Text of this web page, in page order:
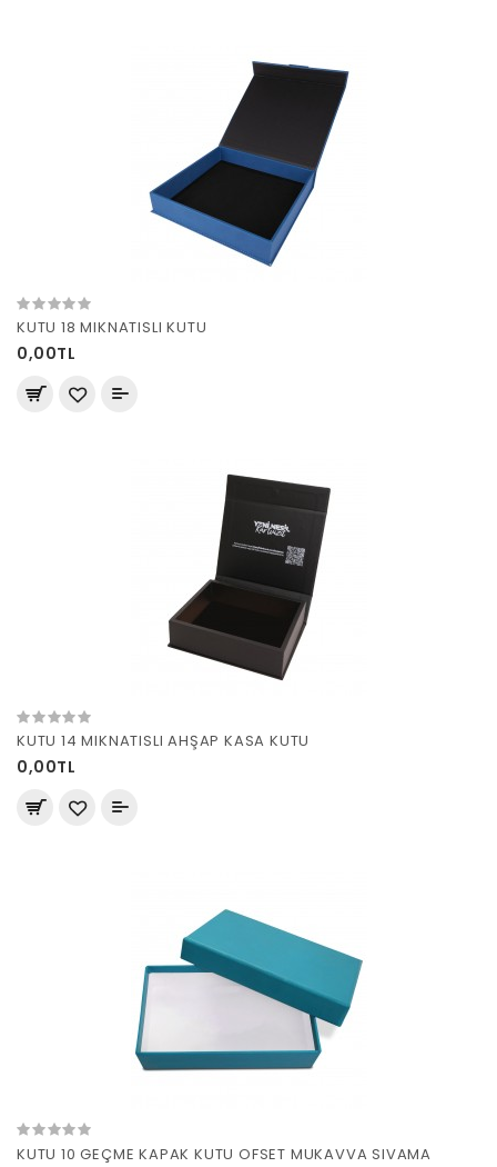
KUTU 18 MIKNATISLI KUTU
0,00TL
KUTU 14 MIKNATISLI AHŞAP KASA KUTU
0,00TL
KUTU 10 GEÇME KAPAK KUTU OFSET MUKAVVA SIVAMA